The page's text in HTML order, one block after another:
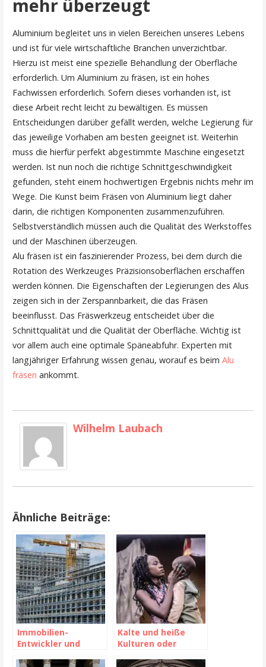
mehr überzeugt
Aluminium begleitet uns in vielen Bereichen unseres Lebens
und ist für viele wirtschaftliche Branchen unverzichtbar.
Hierzu ist meist eine spezielle Behandlung der Oberfläche
erforderlich. Um Aluminium zu fräsen, ist ein hohes
Fachwissen erforderlich. Sofern dieses vorhanden ist, ist
diese Arbeit recht leicht zu bewältigen. Es müssen
Entscheidungen darüber gefällt werden, welche Legierung für
das jeweilige Vorhaben am besten geeignet ist. Weiterhin
muss die hierfür perfekt abgestimmte Maschine eingesetzt
werden. Ist nun noch die richtige Schnittgeschwindigkeit
gefunden, steht einem hochwertigen Ergebnis nichts mehr im
Wege. Die Kunst beim Fräsen von Aluminium liegt daher
darin, die richtigen Komponenten zusammenzuführen.
Selbstverständlich müssen auch die Qualität des Werkstoffes
und der Maschinen überzeugen.
Alu fräsen ist ein faszinierender Prozess, bei dem durch die
Rotation des Werkzeuges Präzisionsoberflächen erschaffen
werden können. Die Eigenschaften der Legierungen des Alus
zeigen sich in der Zerspannbarkeit, die das Fräsen
beeinflusst. Das Fräswerkzeug entscheidet über die
Schnittqualität und die Qualität der Oberfläche. Wichtig ist
vor allem auch eine optimale Späneabfuhr. Experten mit
langjähriger Erfahrung wissen genau, worauf es beim Alu
fräsen ankommt.
Wilhelm Laubach
Ähnliche Beiträge:
Immobilien-
Entwickler und
Kalte und heiße
Kulturen oder